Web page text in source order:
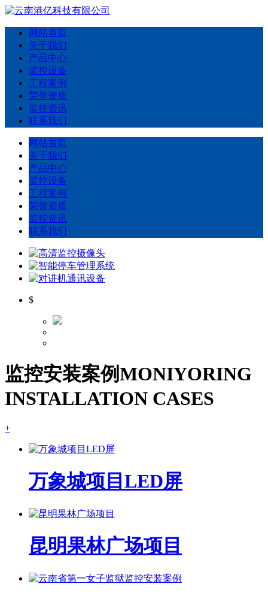
网站首页
关于我们
产品中心
监控设备
工程案例
荣誉资质
监控资讯
联系我们
网站首页
关于我们
产品中心
监控设备
工程案例
荣誉资质
监控资讯
联系我们
$
监控安装案例MONIYORING
INSTALLATION CASES
+
万象城项目LED屏
昆明果林广场项目